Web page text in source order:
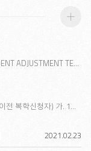
대학생활적응검사 안내 【SAT : STUDENT ADJUSTMENT TEST】 인지적, 심리 사회적, 조직..
1. 재학생 및 복학예정자(2021.02.05. 이전 복학신청자) 가. 1차 등록기간 : 2021.02..
2021.0223
보